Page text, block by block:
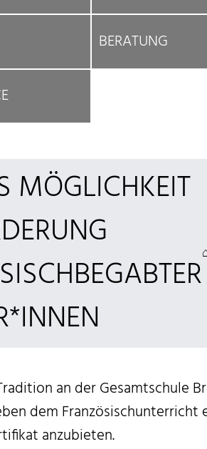
BERATUNG
MÖGLICHKEIT
an der Gesamtschule
dem
anzubieten.